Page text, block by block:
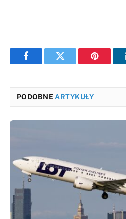
FacebookTwitter Pinterest
PODOBNE ARTYKUŁY